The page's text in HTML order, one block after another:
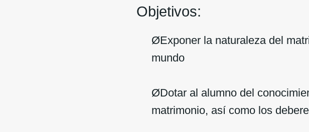
Objetivos:
ØExponer la naturaleza del
mundo
ØDotar al alumno del
matrimonio, así como los